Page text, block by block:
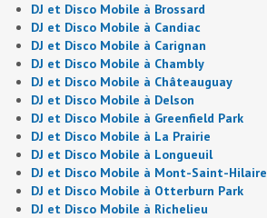
DJ et Disco Mobile à Brossard
DJ et Disco Mobile à Candiac
DJ et Disco Mobile à Carignan
DJ et Disco Mobile à Chambly
DJ et Disco Mobile à Châteauguay
DJ et Disco Mobile à Delson
DJ et Disco Mobile à Greenfield Park
DJ et Disco Mobile à La Prairie
DJ et Disco Mobile à Longueuil
DJ et Disco Mobile à Mont-Saint-Hilaire
DJ et Disco Mobile à Otterburn Park
DJ et Disco Mobile à Richelieu